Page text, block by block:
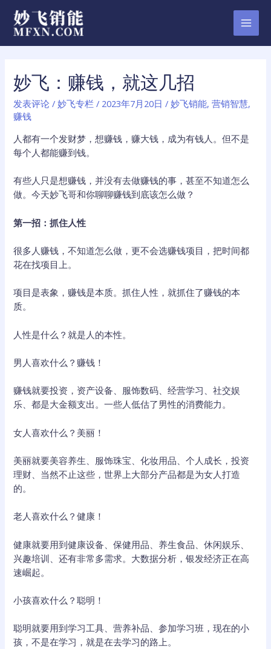
容
妙飞：赚钱，就这几招
发表评论 /妙飞专栏 / 2023年7月20日 /妙飞销能,营销智慧,
赚钱
人都有一个发财梦，想赚钱，赚大钱，成为有钱人。但不是
每个人都能赚到钱。
有些人只是想赚钱，并没有去做赚钱的事，甚至不知道怎么
做。今天妙飞哥和你聊聊赚钱到底该怎么做？
第一招：抓住人性
很多人赚钱，不知道怎么做，更不会选赚钱项目，把时间都
花在找项目上。
项目是表象，赚钱是本质。抓住人性，就抓住了赚钱的本
质。
人性是什么？就是人的本性。
男人喜欢什么？赚钱！
赚钱就要投资，资产设备、服饰数码、经营学习、社交娱
乐、都是大金额支出。一些人低估了男性的消费能力。
女人喜欢什么？美丽！
美丽就要美容养生、服饰珠宝、化妆用品、个人成长，投资
理财、当然不止这些，世界上大部分产品都是为女人打造
的。
老人喜欢什么？健康！
健康就要用到健康设备、保健用品、养生食品、休闲娱乐、
兴趣培训、还有非常多需求。大数据分析，银发经济正在高
速崛起。
小孩喜欢什么？聪明！
聪明就要用到学习工具、营养补品、参加学习班，现在的小
孩，不是在学习，就是在去学习的路上。